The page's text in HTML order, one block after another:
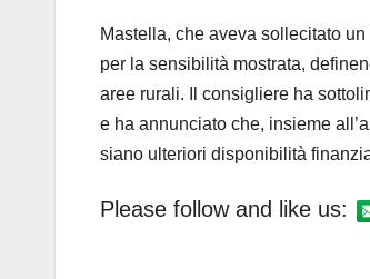
Mastella, che aveva sollecitato
per la sensibilità mostrata,
aree rurali. Il consigliere ha
e ha annunciato che, insieme
siano ulteriori disponibilità
Please follow and like us: